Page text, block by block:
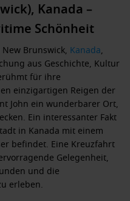
Kanada –
Schönheit
Brunswick, Kanada,
aus Geschichte, Kultur
für ihre
einzigartigen Reigen der
John ein wunderbarer Ort,
Ein interessanter Fakt
in Kanada mit einem
befindet. Eine Kreuzfahrt
Gelegenheit,
und die
erleben.